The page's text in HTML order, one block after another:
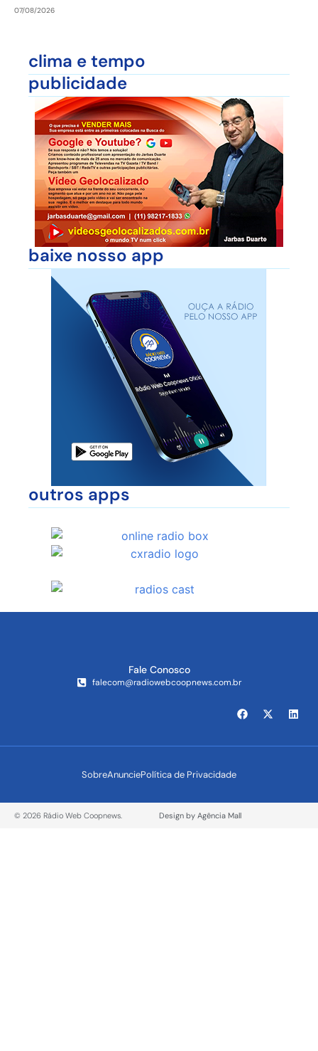
07/08/2026
clima e tempo
publicidade
baixe nosso app
outros apps
Fale Conosco
falecom@radiowebcoopnews.com.br
SobreAnunciePolítica de Privacidade
© 2026 Rádio Web Coopnews. Design by Agência Mall